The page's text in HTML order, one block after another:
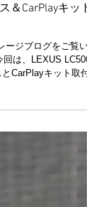
＆CarPlayキット
ジブログをご覧い
は、LEXUS
CarPlayキット取付
作業では、フロン
ロントバンパーの
ヘッドライト周辺
たしました🔧 また
キットの取付
ら、快適にお使い
施し、走行性能と